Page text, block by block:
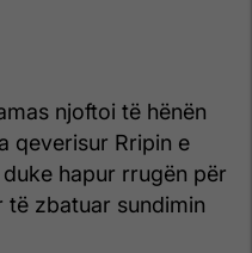
njoftoi të hënën
qeverisur Rripin e
hapur rrugën për
zbatuar sundimin